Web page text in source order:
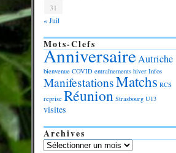
31
« Juil
Mots-Clefs
AnniversaireAutriche
bienvenue COVID entraînements hiver Infos
ManifestationsMatchs RCS
reprise Réunion Strasbourg U13
visites
Archives